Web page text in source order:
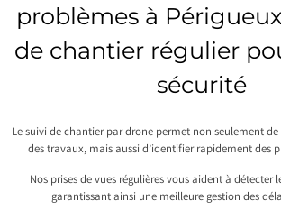
problèmes à
de chantier régulier
sécurité
Le suivi de chantier par drone permet non seulement
des travaux, mais aussi d’identifier rapidement des
Nos prises de vues régulières vous aident à détecter
garantissant ainsi une meilleure gestion des